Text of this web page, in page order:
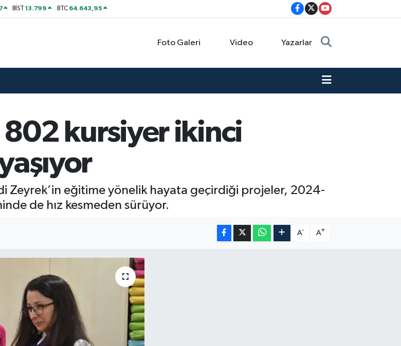
BİST13.799 BTC 64.643,95
Foto Galeri Video Yazarlar
kursiyer ikinci
Zeyrek’in eğitime yönelik hayata geçirdiği projeler, 2024-
de hız kesmeden sürüyor.
A- A+